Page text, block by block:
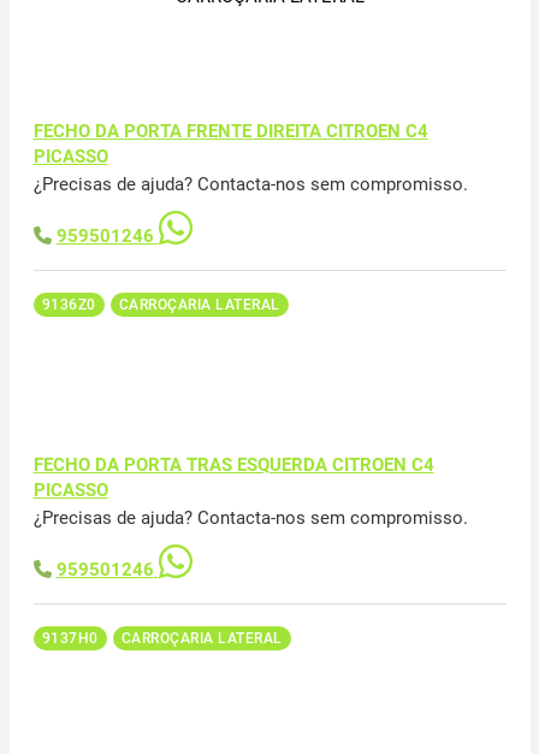
FECHO DA PORTA FRENTE DIREITA CITROEN C4
PICASSO
¿Precisas de ajuda? Contacta-nos sem compromisso.
959501246
9136Z0 CARROÇARIA LATERAL
FECHO DA PORTA TRAS ESQUERDA CITROEN C4
PICASSO
¿Precisas de ajuda? Contacta-nos sem compromisso.
959501246
9137H0 CARROÇARIA LATERAL